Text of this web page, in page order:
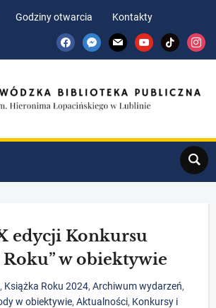
Godziny otwarcia
Kontakty
facebookmessenger
mail youtubetiktok
Search
edycji Konkursu
Roku” w obiektywie
, Książka Roku 2024,Archiwum wydarzeń,
w obiektywie,Aktualności, Konkursy i